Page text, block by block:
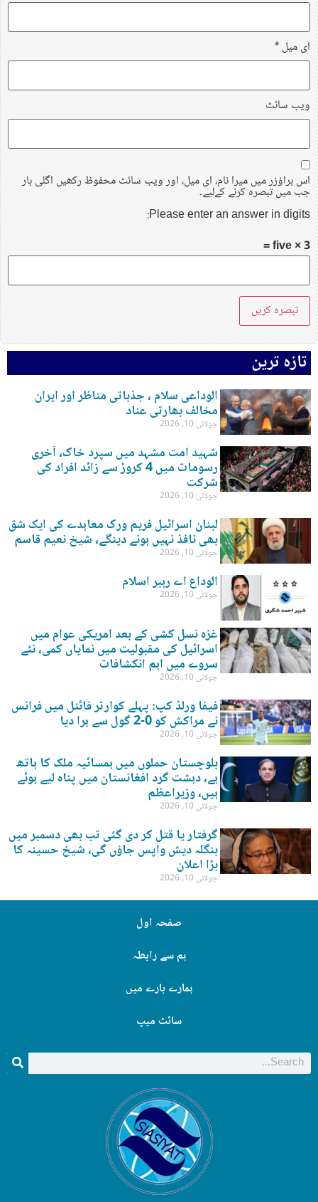
ای میل*
ویب‌ سائٹ
اس براؤزر میں میرا نام، ای میل، اور ویب سائٹ محفوظ رکھیں اگلی بار
جب میں تبصرہ کرنے کےلیے۔
Please enter an answer in digits:
five × 3 =
تازہ ترین
الوداعی سلام ، جذباتی مناظر اور ایران
مخالف بھارتی عناد
جولائی 10, 2026
شہید امت مشہد میں سپرد خاک، آخری
رسومات میں 4 کروڑ سے زائد افراد کی
شرکت
جولائی 10, 2026
لبنان اسرائیل فریم ورک معاہدے کی ایک شق
بھی نافذ نہیں ہونے دینگے، شیخ نعیم قاسم
جولائی 10, 2026
الوداع اے رہبر اسلام
جولائی 10, 2026
غزہ نسل کشی کے بعد امریکی عوام میں
اسرائیل کی مقبولیت میں نمایاں کمی، نئے
سروے میں اہم انکشافات
جولائی 10, 2026
فیفا ورلڈ کپ: پہلے کوارٹر فائنل میں فرانس
نے مراکش کو 0-2 گول سے ہرا دیا
جولائی 10, 2026
بلوچستان حملوں میں ہمسائیہ ملک کا ہاتھ
ہے، دہشت گرد افغانستان میں پناہ لیے ہوئے
ہیں، وزیراعظم
جولائی 10, 2026
گرفتار یا قتل کر دی گئی تب بھی دسمبر میں
بنگلہ دیش واپس جاؤں گی، شیخ حسینہ کا
بڑا اعلان
جولائی 10, 2026
صفحہ اول
ہم سے رابطہ
ہمارے بارے میں
سائٹ میپ